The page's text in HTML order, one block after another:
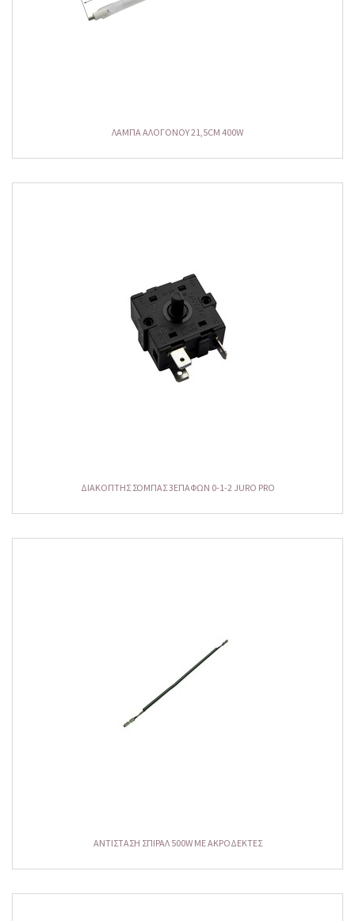
ΛΑΜΠΑ ΑΛΟΓΟΝΟΥ 21,5CM 400W
ΔΙΑΚΟΠΤΗΣ ΣΟΜΠΑΣ 3ΕΠΑΦΩΝ 0-1-2 JURO PRO
ΑΝΤΙΣΤΑΣΗ ΣΠΙΡΑΛ 500W ΜΕ ΑΚΡΟΔΕΚΤΕΣ